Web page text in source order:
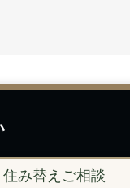
住み替え ご相談